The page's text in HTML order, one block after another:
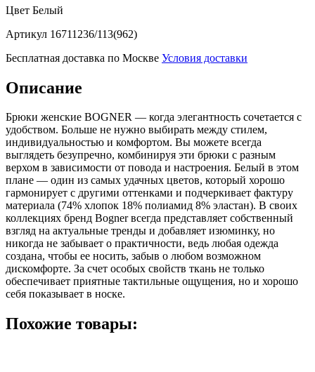
Цвет Белый
Артикул 16711236/113(962)
Бесплатная доставка по Москве Условия доставки
Описание
Брюки женские BOGNER — когда элегантность сочетается с
удобством. Больше не нужно выбирать между стилем,
индивидуальностью и комфортом. Вы можете всегда
выглядеть безупречно, комбинируя эти брюки с разным
верхом в зависимости от повода и настроения. Белый в этом
плане — один из самых удачных цветов, который хорошо
гармонирует с другими оттенками и подчеркивает фактуру
материала (74% хлопок 18% полиамид 8% эластан). В своих
коллекциях бренд Bogner всегда представляет собственный
взгляд на актуальные тренды и добавляет изюминку, но
никогда не забывает о практичности, ведь любая одежда
создана, чтобы ее носить, забыв о любом возможном
дискомфорте. За счет особых свойств ткань не только
обеспечивает приятные тактильные ощущения, но и хорошо
себя показывает в носке.
Похожие товары: